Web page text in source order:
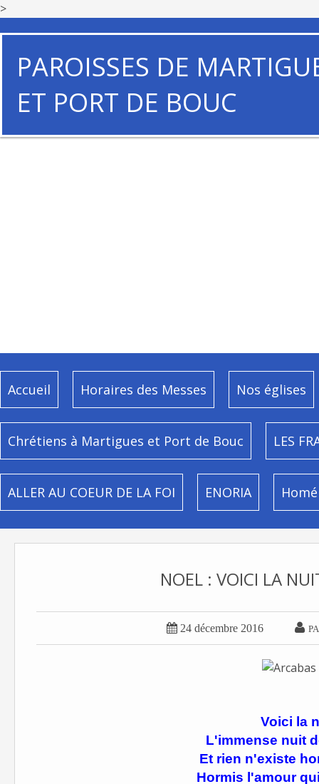
>
PAROISSES DE
ET PORT DE BOUC
Accueil Horaires des Messes Nos églises
Chrétiens à Martigues et Port de Bouc LES
ALLER AU COEUR DE LA FOI ENORIA
NOEL : VOICI LA
 24 décembre 2016 
Voici la
L'immense nuit
Et rien n'existe
Hormis l'amour